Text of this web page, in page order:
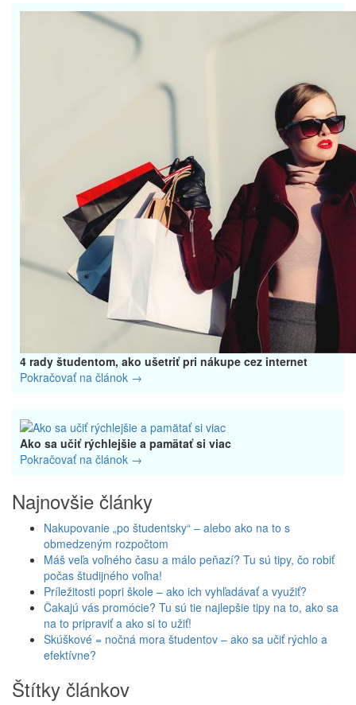
4 rady študentom, ako ušetriť pri nákupe cez internet
Pokračovať na článok →
Ako sa učiť rýchlejšie a pamätať si viac
Pokračovať na článok →
Najnovšie články
Nakupovanie „po študentsky“ – alebo ako na to s
obmedzeným rozpočtom
Máš veľa voľného času a málo peňazí? Tu sú tipy, čo robiť
počas študijného voľna!
Príležitosti popri škole – ako ich vyhľadávať a využiť?
Čakajú vás promócie? Tu sú tie najlepšie tipy na to, ako sa
na to pripraviť a ako si to užiť!
Skúškové = nočná mora študentov – ako sa učiť rýchlo a
efektívne?
Štítky článkov